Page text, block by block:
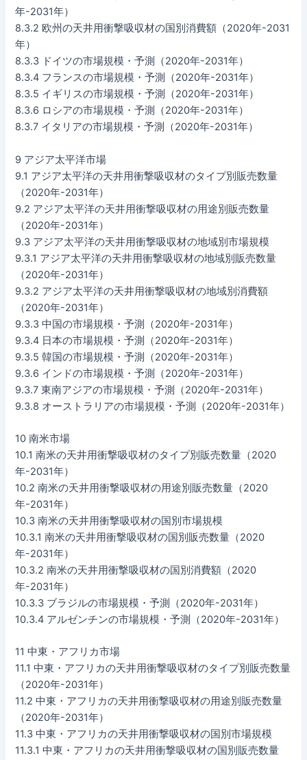
年-2031年）
8.3.2 欧州の天井用衝撃吸収材の国別消費額（2020年-2031
年）
8.3.3 ドイツの市場規模・予測（2020年-2031年）
8.3.4 フランスの市場規模・予測（2020年-2031年）
8.3.5 イギリスの市場規模・予測（2020年-2031年）
8.3.6 ロシアの市場規模・予測（2020年-2031年）
8.3.7 イタリアの市場規模・予測（2020年-2031年）
9 アジア太平洋市場
9.1 アジア太平洋の天井用衝撃吸収材のタイプ別販売数量
（2020年-2031年）
9.2 アジア太平洋の天井用衝撃吸収材の用途別販売数量
（2020年-2031年）
9.3 アジア太平洋の天井用衝撃吸収材の地域別市場規模
9.3.1 アジア太平洋の天井用衝撃吸収材の地域別販売数量
（2020年-2031年）
9.3.2 アジア太平洋の天井用衝撃吸収材の地域別消費額
（2020年-2031年）
9.3.3 中国の市場規模・予測（2020年-2031年）
9.3.4 日本の市場規模・予測（2020年-2031年）
9.3.5 韓国の市場規模・予測（2020年-2031年）
9.3.6 インドの市場規模・予測（2020年-2031年）
9.3.7 東南アジアの市場規模・予測（2020年-2031年）
9.3.8 オーストラリアの市場規模・予測（2020年-2031年）
10 南米市場
10.1 南米の天井用衝撃吸収材のタイプ別販売数量（2020
年-2031年）
10.2 南米の天井用衝撃吸収材の用途別販売数量（2020
年-2031年）
10.3 南米の天井用衝撃吸収材の国別市場規模
10.3.1 南米の天井用衝撃吸収材の国別販売数量（2020
年-2031年）
10.3.2 南米の天井用衝撃吸収材の国別消費額（2020
年-2031年）
10.3.3 ブラジルの市場規模・予測（2020年-2031年）
10.3.4 アルゼンチンの市場規模・予測（2020年-2031年）
11 中東・アフリカ市場
11.1 中東・アフリカの天井用衝撃吸収材のタイプ別販売数量
（2020年-2031年）
11.2 中東・アフリカの天井用衝撃吸収材の用途別販売数量
（2020年-2031年）
11.3 中東・アフリカの天井用衝撃吸収材の国別市場規模
11.3.1 中東・アフリカの天井用衝撃吸収材の国別販売数量